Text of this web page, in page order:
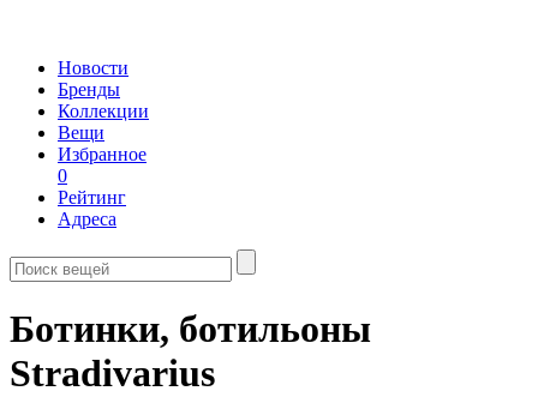
Новости
Бренды
Коллекции
Вещи
Избранное
0
Рейтинг
Адреса
Ботинки, ботильоны
Stradivarius